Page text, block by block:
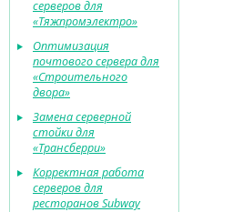
серверов для
«Тяжпромэлектро»
Оптимизация
почтового сервера для
«Строительного
двора»
Замена серверной
стойки для
«Трансберри»
Корректная работа
серверов для
ресторанов Subway